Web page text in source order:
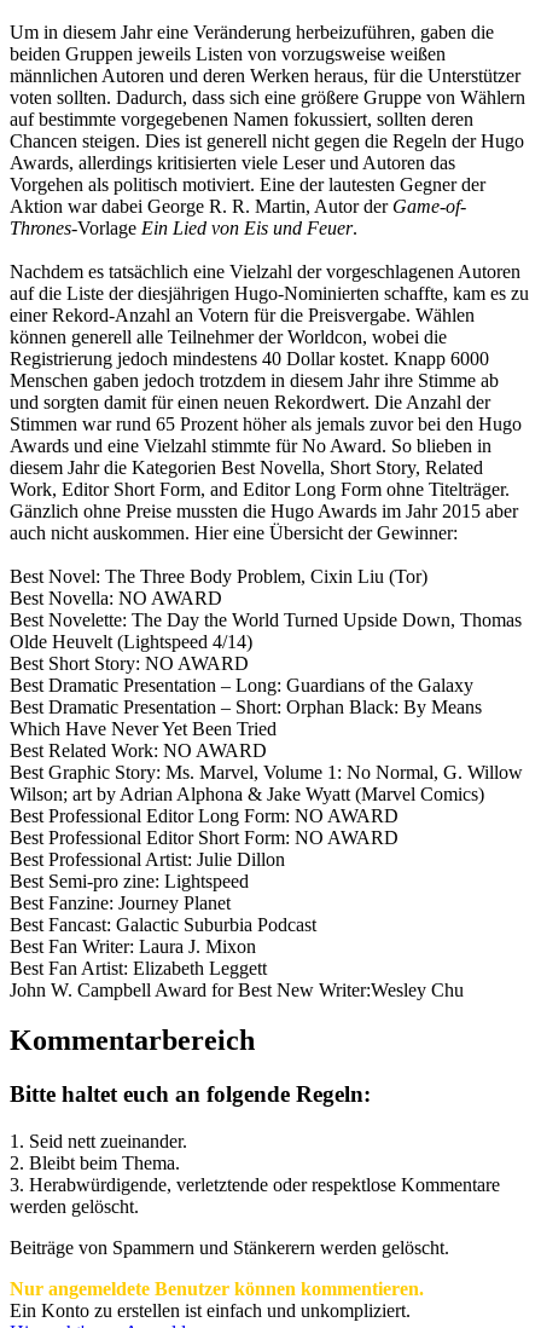
Um in diesem Jahr eine Veränderung herbeizuführen, gaben die
beiden Gruppen jeweils Listen von vorzugsweise weißen
männlichen Autoren und deren Werken heraus, für die Unterstützer
voten sollten. Dadurch, dass sich eine größere Gruppe von Wählern
auf bestimmte vorgegebenen Namen fokussiert, sollten deren
Chancen steigen. Dies ist generell nicht gegen die Regeln der Hugo
Awards, allerdings kritisierten viele Leser und Autoren das
Vorgehen als politisch motiviert. Eine der lautesten Gegner der
Aktion war dabei George R. R. Martin, Autor der Game-of-
Thrones-Vorlage Ein Lied von Eis und Feuer.
Nachdem es tatsächlich eine Vielzahl der vorgeschlagenen Autoren
auf die Liste der diesjährigen Hugo-Nominierten schaffte, kam es zu
einer Rekord-Anzahl an Votern für die Preisvergabe. Wählen
können generell alle Teilnehmer der Worldcon, wobei die
Registrierung jedoch mindestens 40 Dollar kostet. Knapp 6000
Menschen gaben jedoch trotzdem in diesem Jahr ihre Stimme ab
und sorgten damit für einen neuen Rekordwert. Die Anzahl der
Stimmen war rund 65 Prozent höher als jemals zuvor bei den Hugo
Awards und eine Vielzahl stimmte für No Award. So blieben in
diesem Jahr die Kategorien Best Novella, Short Story, Related
Work, Editor Short Form, and Editor Long Form ohne Titelträger.
Gänzlich ohne Preise mussten die Hugo Awards im Jahr 2015 aber
auch nicht auskommen. Hier eine Übersicht der Gewinner:
Best Novel: The Three Body Problem, Cixin Liu (Tor)
Best Novella: NO AWARD
Best Novelette: The Day the World Turned Upside Down, Thomas
Olde Heuvelt (Lightspeed 4/14)
Best Short Story: NO AWARD
Best Dramatic Presentation – Long: Guardians of the Galaxy
Best Dramatic Presentation – Short: Orphan Black: By Means
Which Have Never Yet Been Tried
Best Related Work: NO AWARD
Best Graphic Story: Ms. Marvel, Volume 1: No Normal, G. Willow
Wilson; art by Adrian Alphona & Jake Wyatt (Marvel Comics)
Best Professional Editor Long Form: NO AWARD
Best Professional Editor Short Form: NO AWARD
Best Professional Artist: Julie Dillon
Best Semi-pro zine: Lightspeed
Best Fanzine: Journey Planet
Best Fancast: Galactic Suburbia Podcast
Best Fan Writer: Laura J. Mixon
Best Fan Artist: Elizabeth Leggett
John W. Campbell Award for Best New Writer:Wesley Chu
Kommentarbereich
Bitte haltet euch an folgende Regeln:
1. Seid nett zueinander.
2. Bleibt beim Thema.
3. Herabwürdigende, verletztende oder respektlose Kommentare
werden gelöscht.
Beiträge von Spammern und Stänkerern werden gelöscht.
Nur angemeldete Benutzer können kommentieren.
Ein Konto zu erstellen ist einfach und unkompliziert.